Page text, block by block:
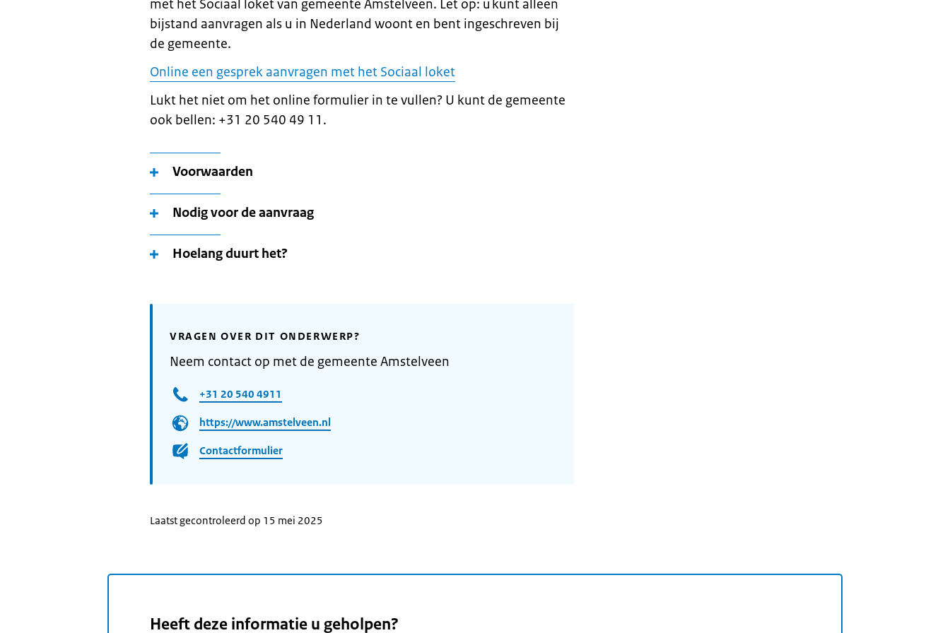
met het Sociaal loket van gemeente Amstelveen. Let op: u kunt alleen
bijstand aanvragen als u in Nederland woont en bent ingeschreven bij
de gemeente.
Online een gesprek aanvragen met het Sociaal loket
Lukt het niet om het online formulier in te vullen? U kunt de gemeente
ook bellen: +31 20 540 49 11.
Voorwaarden
Nodig voor de aanvraag
Hoelang duurt het?
VRAGEN OVER DIT ONDERWERP?
Neem contact op met de gemeente Amstelveen
+31 20 540 4911
https://www.amstelveen.nl
Contactformulier
Laatst gecontroleerd op 15 mei 2025
Heeft deze informatie u geholpen?